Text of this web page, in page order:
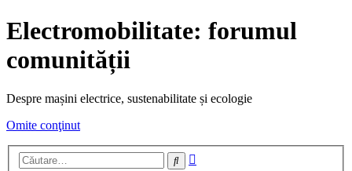
Electromobilitate: forumul
comunității
Despre mașini electrice, sustenabilitate și ecologie
Omite conţinut
Căutare